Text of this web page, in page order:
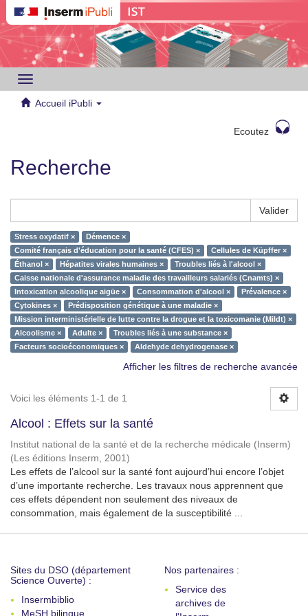
Toggle
navigation
Accueil iPubli
Ecoutez
Recherche
Valider
Stress oxydatif ×
Démence ×
Comité français d'éducation pour la santé (CFES) ×
Cellules de Küpffer ×
Éthanol ×
Hépatites virales humaines ×
Troubles liés à l'alcool ×
Caisse nationale d'assurance maladie des travailleurs salariés (Cnamts) ×
Intoxication alcoolique aigüe ×
Consommation d'alcool ×
Prévalence ×
Cytokines ×
Prédisposition génétique à une maladie ×
Mission interministérielle de lutte contre la drogue et la toxicomanie (Mildt) ×
Alcoolisme ×
Adulte ×
Troubles liés à une substance ×
Facteurs socioéconomiques ×
Aldehyde dehydrogenase ×
Afficher les filtres de recherche avancée
Voici les éléments 1-1 de 1
Alcool : Effets sur la santé
Institut national de la santé et de la recherche médicale (Inserm)
(Les éditions Inserm, 2001)
Les effets de l’alcool sur la santé font aujourd’hui encore l’objet
d’une importante recherche. Les travaux nous apprennent que
ces effets dépendent non seulement des niveaux de
consommation, mais également de la susceptibilité ...
Sites du DSO (département
Science Ouverte) :
Insermbiblio
MeSH bilingue
Nos partenaires :
Service des
archives de